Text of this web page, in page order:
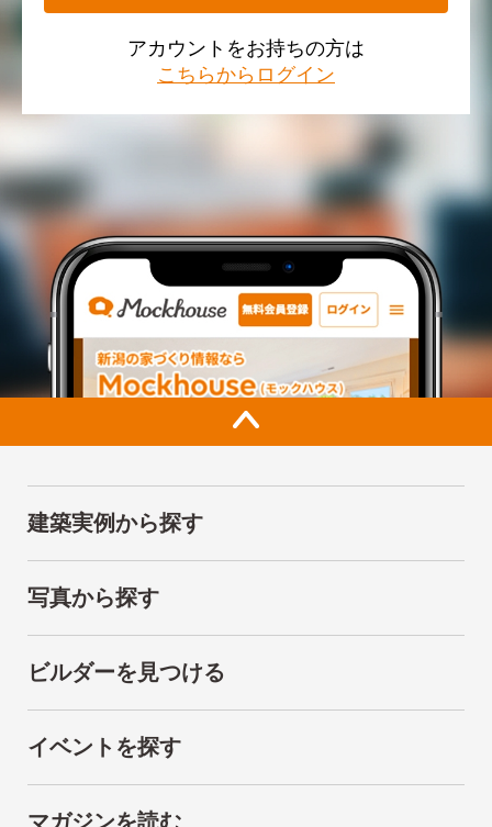
アカウントをお持ちの方は
こちらからログイン
建築実例から探す
写真から探す
ビルダーを見つける
イベントを探す
マガジンを読む